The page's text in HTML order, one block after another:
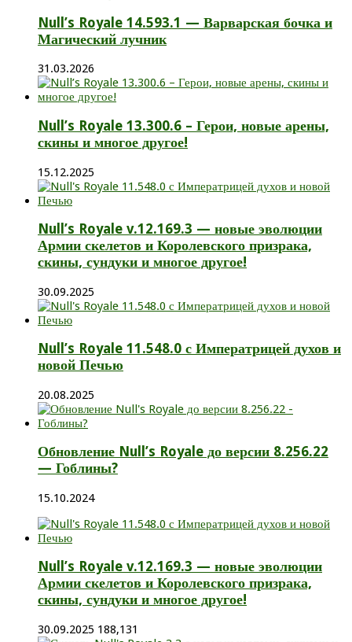
Null’s Royale 14.593.1 — Варварская бочка и
Магический лучник
31.03.2026
Null’s Royale 13.300.6 – Герои, новые арены,
скины и многое другое!
15.12.2025
Null’s Royale v.12.169.3 — новые эволюции
Армии скелетов и Королевского призрака,
скины, сундуки и многое другое!
30.09.2025
Null’s Royale 11.548.0 с Императрицей духов и
новой Печью
20.08.2025
Обновление Null’s Royale до версии 8.256.22
— Гоблины?
15.10.2024
Null’s Royale v.12.169.3 — новые эволюции
Армии скелетов и Королевского призрака,
скины, сундуки и многое другое!
30.09.2025 188,131